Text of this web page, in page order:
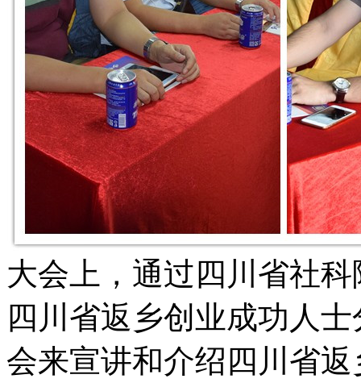
大会上，通过四川省社
四川省返乡创业成功人
会来宣讲和介绍四川省